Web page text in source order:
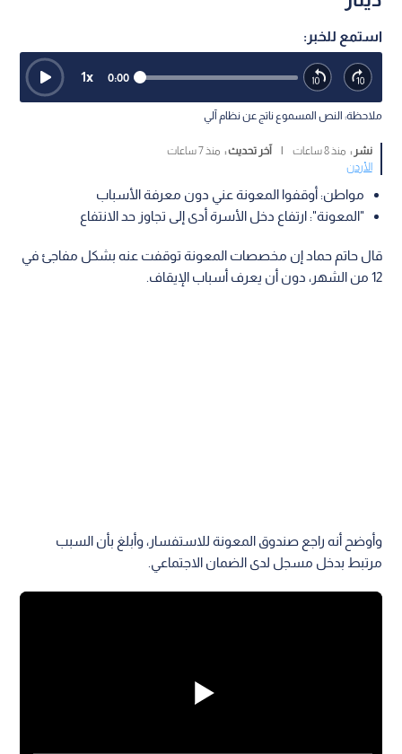
استمع للخبر:
0:00
1x
ملاحظة: النص المسموع ناتج عن نظام آلي
نشر : منذ 8 ساعات آخر تحديث : منذ 7 ساعات
الأردن
مواطن: أوقفوا المعونة عني دون معرفة الأسباب
"المعونة": ارتفاع دخل الأسرة أدى إلى تجاوز حد الانتفاع
قال حاتم حماد إن مخصصات المعونة توقفت عنه بشكل مفاجئ في
12 من الشهر، دون أن يعرف أسباب الإيقاف.
وأوضح أنه راجع صندوق المعونة للاستفسار، وأبلغ بأن السبب
مرتبط بدخل مسجل لدى الضمان الاجتماعي.